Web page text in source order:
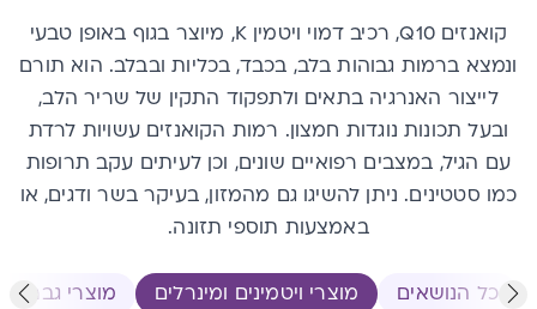
קואנזים Q10, רכיב דמוי ויטמין K, מיוצר בגוף באופן טבעי
ונמצא ברמות גבוהות בלב, בכבד, בכליות ובבלב. הוא תורם
לייצור האנרגיה בתאים ולתפקוד התקין של שריר הלב,
ובעל תכונות נוגדות חמצון. רמות הקואנזים עשויות לרדת
עם הגיל, במצבים רפואיים שונים, וכן לעיתים עקב תרופות
כמו סטטינים. ניתן להשיגו גם מהמזון, בעיקר בשר ודגים, או
באמצעות תוספי תזונה.
כל הנושאים מוצרי ויטמינים ומינרלים מוצרי גברים